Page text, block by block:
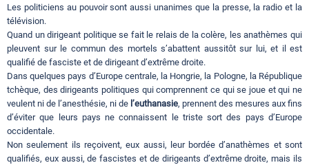
Les politiciens au pouvoir sont aussi unanimes que la presse, la radio et la
télévision.
Quand un dirigeant politique se fait le relais de la colère, les anathèmes qui
pleuvent sur le commun des mortels s’abattent aussitôt sur lui, et il est
qualifié de fasciste et de dirigeant d’extrême droite.
Dans quelques pays d’Europe centrale, la Hongrie, la Pologne, la République
tchèque, des dirigeants politiques qui comprennent ce qui se joue et qui ne
veulent ni de l’anesthésie, ni de l’euthanasie, prennent des mesures aux fins
d’éviter que leurs pays ne connaissent le triste sort des pays d’Europe
occidentale.
Non seulement ils reçoivent, eux aussi, leur bordée d’anathèmes et sont
qualifiés, eux aussi, de fascistes et de dirigeants d’extrême droite, mais ils